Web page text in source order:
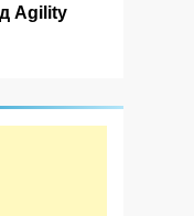
Agility